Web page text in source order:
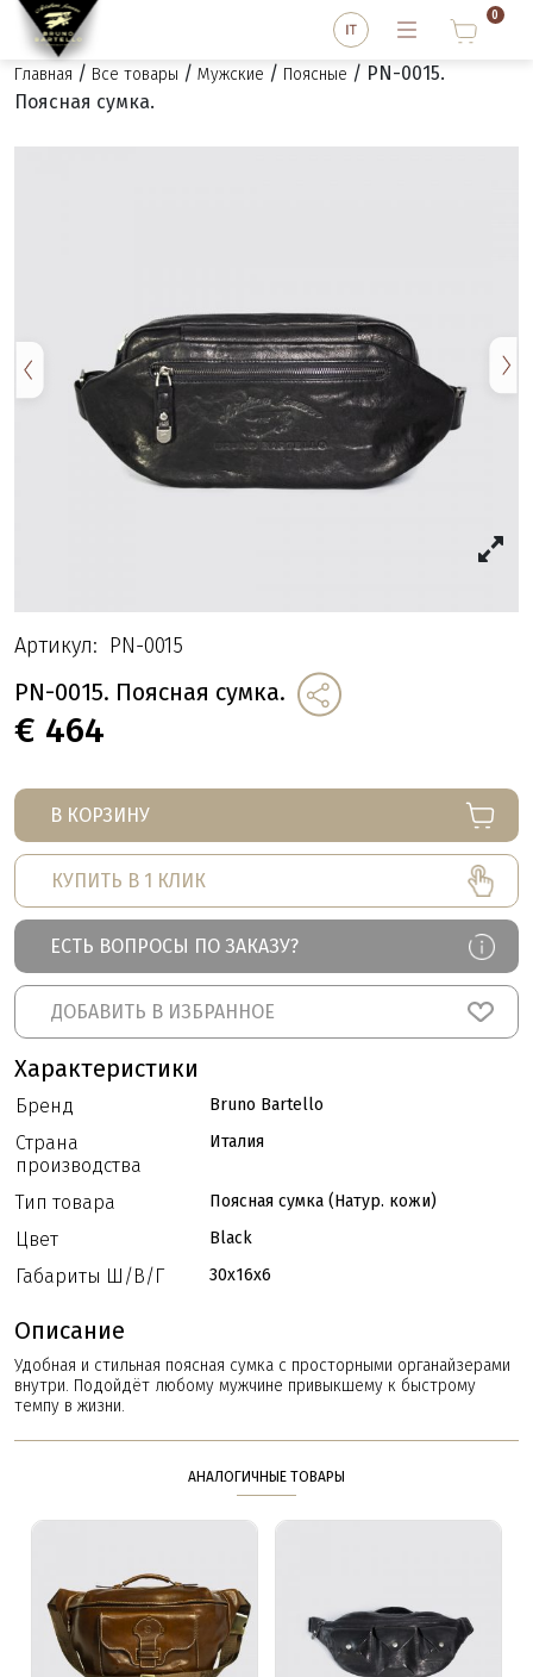
0
Главная / Все товары / Мужские / Поясные / PN-0015.
Поясная сумка.
Артикул: PN-0015
PN-0015. Поясная сумка.
€ 464
В КОРЗИНУ
КУПИТЬ В 1 КЛИК
ЕСТЬ ВОПРОСЫ ПО ЗАКАЗУ?
ДОБАВИТЬ В ИЗБРАННОЕ
Характеристики
Бренд Bruno Bartello
Страна
производства
Италия
Тип товара Поясная сумка (Натур. кожи)
Цвет Black
Габариты Ш/В/Г 30x16x6
Описание
Удобная и стильная поясная сумка с просторными органайзерами
внутри. Подойдёт любому мужчине привыкшему к быстрому
темпу в жизни.
АНАЛОГИЧНЫЕ ТОВАРЫ